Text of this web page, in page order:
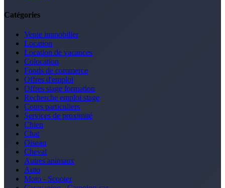
Catégories
Vente immobilier
Location
Location de vacances
Colocation
Fonds de commerce
Offres d'emploi
Offres stage formation
Recherche emploi stage
Cours particuliers
Services de proximité
Chien
Chat
Oiseau
Cheval
Autres animaux
Auto
Moto - Scooter